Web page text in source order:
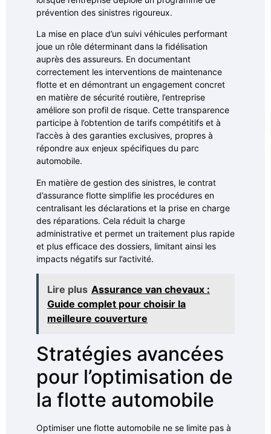
prévention des sinistres rigoureux.
La mise en place d’un suivi véhicules performant
joue un rôle déterminant dans la fidélisation
auprès des assureurs. En documentant
correctement les interventions de maintenance
flotte et en démontrant un engagement concret
en matière de sécurité routière, l’entreprise
améliore son profil de risque. Cette transparence
participe à l’obtention de tarifs compétitifs et à
l’accès à des garanties exclusives, propres à
répondre aux enjeux spécifiques du parc
automobile.
En matière de gestion des sinistres, le contrat
d’assurance flotte simplifie les procédures en
centralisant les déclarations et la prise en charge
des réparations. Cela réduit la charge
administrative et permet un traitement plus rapide
et plus efficace des dossiers, limitant ainsi les
impacts négatifs sur l’activité.
Lire plus Assurance van chevaux :
Guide complet pour choisir la
meilleure couverture
Stratégies avancées
pour l’optimisation de
la flotte automobile
Optimiser une flotte automobile ne se limite pas à